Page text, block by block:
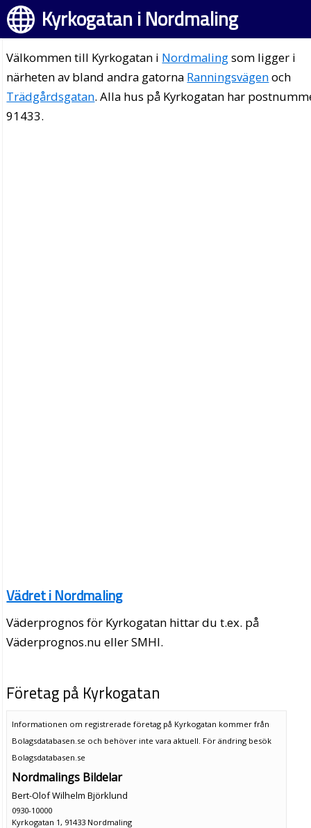
Kyrkogatan i Nordmaling
Välkommen till Kyrkogatan i Nordmalingsom ligger i
närheten av bland andra gatorna Ranningsvägenoch
Trädgårdsgatan. Alla hus på Kyrkogatan har
91433.
Vädret i Nordmaling
Väderprognos för Kyrkogatan hittar du t.ex. på
Väderprognos.nu eller SMHI.
Företag på Kyrkogatan
Informationen om registrerade företag på Kyrkogatan kommer från
Bolagsdatabasen.se och behöver inte vara aktuell. För ändring besök
Bolagsdatabasen.se
Nordmalings Bildelar
Bert-Olof Wilhelm Björklund
0930-10000
Kyrkogatan 1, 91433 Nordmaling